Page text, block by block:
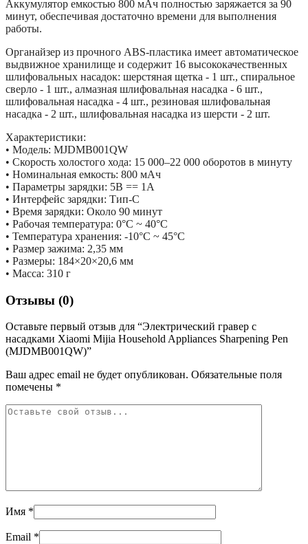
Аккумулятор емкостью 800 мАч полностью заряжается за 90
минут, обеспечивая достаточно времени для выполнения
работы.
Органайзер из прочного ABS-пластика имеет автоматическое
выдвижное хранилище и содержит 16 высококачественных
шлифовальных насадок: шерстяная щетка - 1 шт., спиральное
сверло - 1 шт., алмазная шлифовальная насадка - 6 шт.,
шлифовальная насадка - 4 шт., резиновая шлифовальная
насадка - 2 шт., шлифовальная насадка из шерсти - 2 шт.
Характеристики:
• Модель: MJDMB001QW
• Скорость холостого хода: 15 000–22 000 оборотов в минуту
• Номинальная емкость: 800 мАч
• Параметры зарядки: 5В == 1А
• Интерфейс зарядки: Тип-C
• Время зарядки: Около 90 минут
• Рабочая температура: 0°C ~ 40°C
• Температура хранения: -10°C ~ 45°C
• Размер зажима: 2,35 мм
• Размеры: 184×20×20,6 мм
• Масса: 310 г
Отзывы (0)
Оставьте первый отзыв для “Электрический гравер с
насадками Xiaomi Mijia Household Appliances Sharpening Pen
(MJDMB001QW)”
Ваш адрес email не будет опубликован. Обязательные поля
помечены *
Имя *
Email *